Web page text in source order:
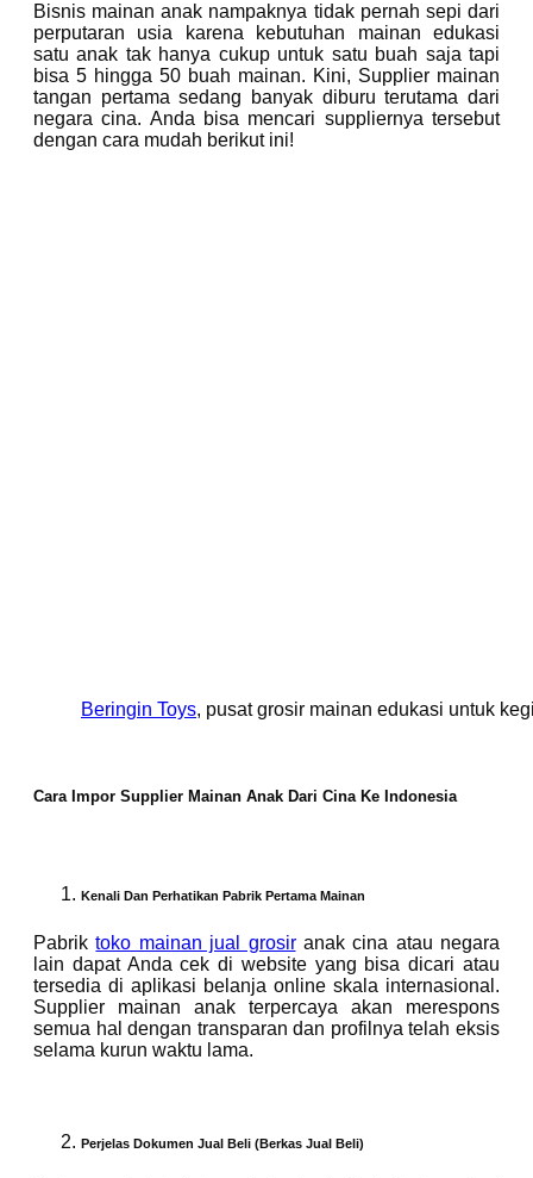
Bisnis mainan anak nampaknya tidak pernah sepi dari
perputaran usia karena kebutuhan mainan edukasi
satu anak tak hanya cukup untuk satu buah saja tapi
bisa 5 hingga 50 buah mainan. Kini, Supplier mainan
tangan pertama sedang banyak diburu terutama dari
negara cina. Anda bisa mencari suppliernya tersebut
dengan cara mudah berikut ini!
Beringin Toys, pusat grosir mainan edukasi untuk
Cara Impor Supplier Mainan Anak Dari Cina Ke Indonesia
Kenali Dan Perhatikan Pabrik Pertama Mainan
Pabriktoko mainan jual grosiranak cina atau negara
lain dapat Anda cek di website yang bisa dicari atau
tersedia di aplikasi belanja online skala internasional.
Supplier mainan anak terpercaya akan merespons
semua hal dengan transparan dan profilnya telah eksis
selama kurun waktu lama.
Perjelas Dokumen Jual Beli (Berkas Jual Beli)